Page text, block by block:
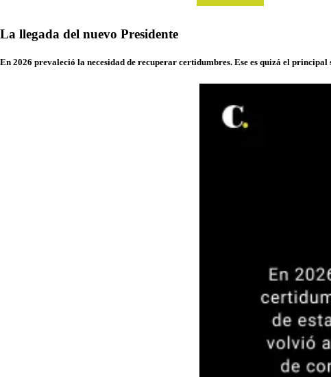
La llegada del nuevo Presidente
En 2026 prevaleció la necesidad de recuperar certidumbres. Ese es quizá el